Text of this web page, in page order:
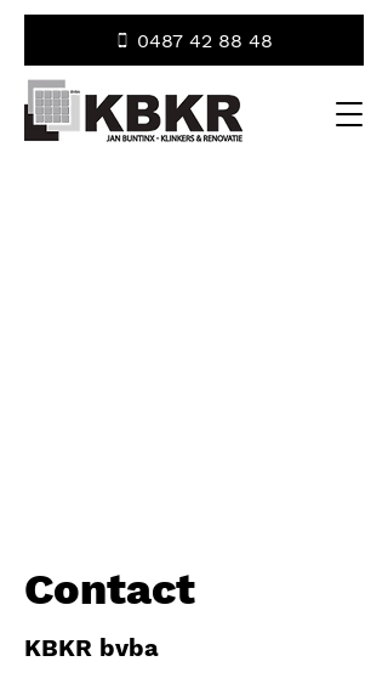
0487 42 88 48
Contact
KBKR bvba